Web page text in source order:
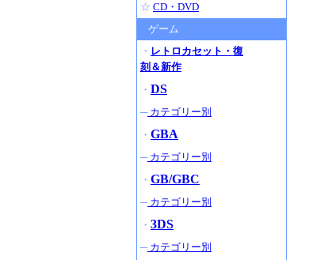
☆ CD・DVD
ゲーム
・ レトロカセット・復
刻＆新作
・ DS
─カテゴリー別
・ GBA
─カテゴリー別
・ GB/GBC
─カテゴリー別
・ 3DS
─カテゴリー別